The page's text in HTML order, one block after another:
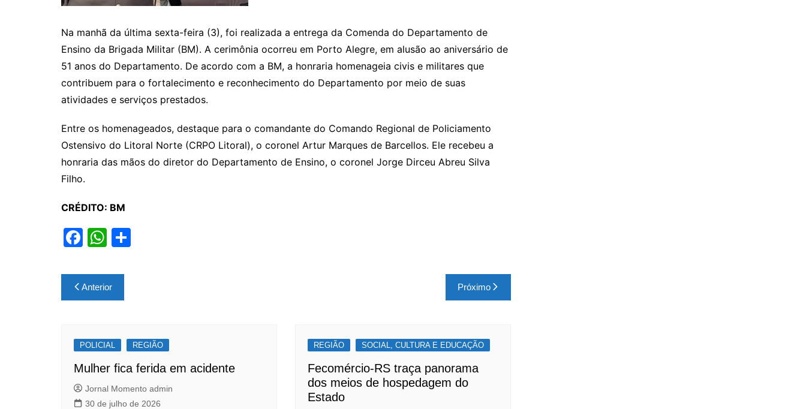
Na manhã da última sexta-feira (3), foi realizada a entrega da Comenda do Departamento de
Ensino da Brigada Militar (BM). A cerimônia ocorreu em Porto Alegre, em alusão ao aniversário de
51 anos do Departamento. De acordo com a BM, a honraria homenageia civis e militares que
contribuem para o fortalecimento e reconhecimento do Departamento por meio de suas
atividades e serviços prestados.
Entre os homenageados, destaque para o comandante do Comando Regional de Policiamento
Ostensivo do Litoral Norte (CRPO Litoral), o coronel Artur Marques de Barcellos. Ele recebeu a
honraria das mãos do diretor do Departamento de Ensino, o coronel Jorge Dirceu Abreu Silva
Filho.
CRÉDITO: BM
F
c
e
o
o
k
W
at
s
p
p
Navegação
de
Anterior Próximo
POLICIAL REGIÃO
Mulher fica ferida em acidente
Jornal Momento admin
30 de julho de 2026
REGIÃO SOCIAL, CULTURA E EDUCAÇÃO
Fecomércio-RS traça panorama
dos meios de hospedagem do
Estado